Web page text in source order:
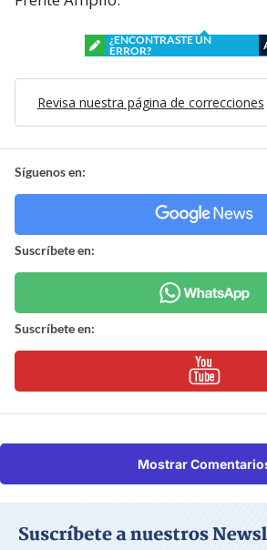
¿ENCONTRASTE UN
ERROR?
Revisa nuestra página de correcciones
Síguenos en:
Suscríbete en:
Suscríbete en:
Mostrar